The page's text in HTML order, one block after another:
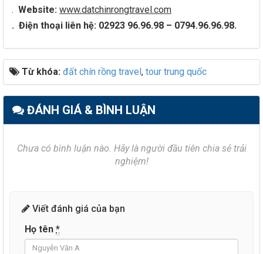
. Website: www.datchinrongtravel.com
. Điện thoại liên hệ: 02923 96.96.98 – 0794.96.96.98.
Từ khóa: đất chín rồng travel, tour trung quốc
ĐÁNH GIÁ & BÌNH LUẬN
Chưa có bình luận nào. Hãy là người đầu tiên chia sẻ trải
nghiệm!
Viết đánh giá của bạn
Họ tên *